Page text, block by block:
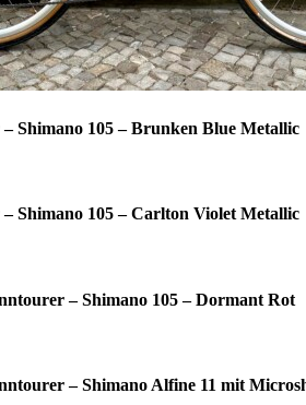
Shimano 105 – Brunken Blue Metallic
Shimano 105 – Carlton Violet Metallic
– Shimano 105 – Dormant Rot
– Shimano Alfine 11 mit